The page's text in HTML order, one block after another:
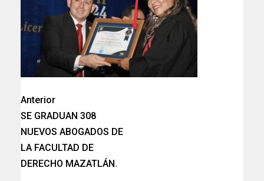
Anterior
SE GRADUAN 308
NUEVOS ABOGADOS DE
LA FACULTAD DE
DERECHO MAZATLÁN.